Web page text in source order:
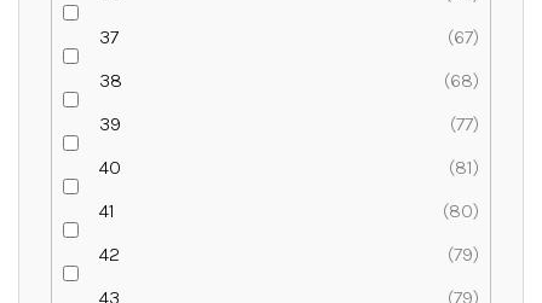
37
67
38
68
39
77
40
81
41
80
42
79
43
79